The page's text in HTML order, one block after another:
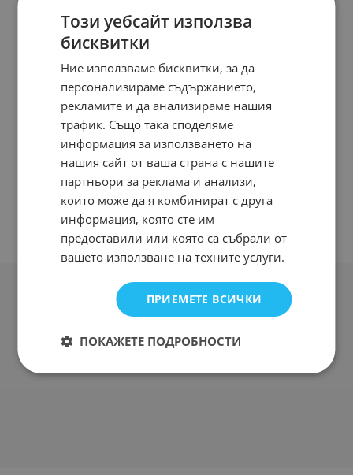
Този уебсайт използва
бисквитки
Ние използваме бисквитки, за да
персонализираме съдържанието,
рекламите и да анализираме нашия
трафик. Също така споделяме
информация за използването на
нашия сайт от ваша страна с нашите
партньори за реклама и анализи,
които може да я комбинират с друга
информация, която сте им
предоставили или която са събрали от
вашето използване на техните услуги.
ПРИЕМЕТЕ ВСИЧКИ
ПОКАЖЕТЕ ПОДРОБНОСТИ